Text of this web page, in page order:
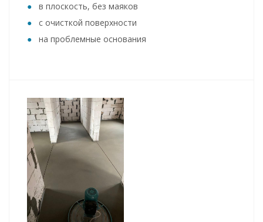
в плоскость, без маяков
с очисткой поверхности
на проблемные основания